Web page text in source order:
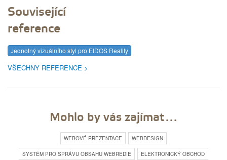
Související
reference
Jednotný vizuálního styl pro EIDOS Reality
VŠECHNY REFERENCE
Mohlo by vás zajímat…
WEBOVÉ PREZENTACE WEBDESIGN
SYSTÉM PRO SPRÁVU OBSAHU WEBREDIE ELEKTRONICKÝ OBCHOD